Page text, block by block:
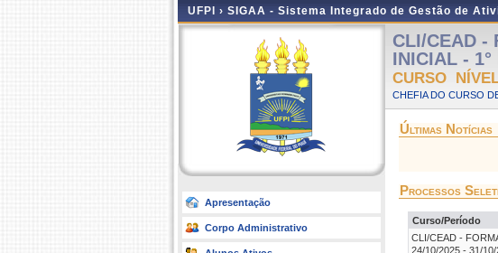
UFPI › SIGAA - Sistema Integrado de Gestão de
Apresentação
Corpo Administrativo
CLI/CEAD -
INICIAL -
CURSO
CHEFIA DO CURSO
Últimas Notícias
Processos
Curso/Período
CLI/CEAD -
24/10/2025 - 31/10/